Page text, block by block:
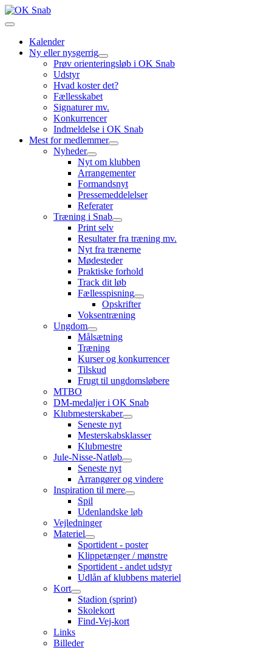
Kalender
Ny eller nysgerrig
Prøv orienteringsløb i OK Snab
Udstyr
Hvad koster det?
Fællesskabet
Signaturer mv.
Konkurrencer
Indmeldelse i OK Snab
Mest for medlemmer
Nyheder
Nyt om klubben
Arrangementer
Formandsnyt
Pressemeddelelser
Referater
Træning i Snab
Print selv
Resultater fra træning mv.
Nyt fra trænerne
Mødesteder
Praktiske forhold
Track dit løb
Fællesspisning
Opskrifter
Voksentræning
Ungdom
Målsætning
Træning
Kurser og konkurrencer
Tilskud
Frugt til ungdomsløbere
MTBO
DM-medaljer i OK Snab
Klubmesterskaber
Seneste nyt
Mesterskabsklasser
Klubmestre
Jule-Nisse-Natløb
Seneste nyt
Arrangører og vindere
Inspiration til mere
Spil
Udenlandske løb
Vejledninger
Materiel
Sportident - poster
Klippetænger / mønstre
Sportident - andet udstyr
Udlån af klubbens materiel
Kort
Stadion (sprint)
Skolekort
Find-Vej-kort
Links
Billeder